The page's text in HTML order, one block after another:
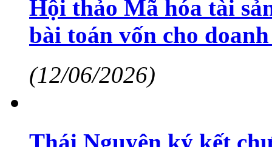
Hội thảo Mã hóa tài
bài toán vốn cho
(12/06/2026)